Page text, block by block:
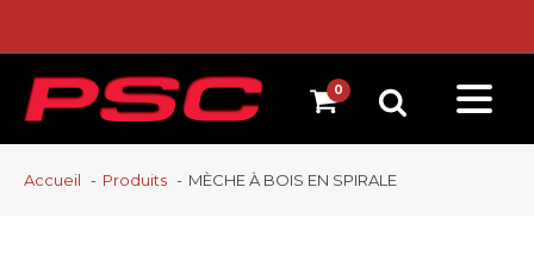
Accueil Produits MÈCHE À BOIS EN SPIRALE